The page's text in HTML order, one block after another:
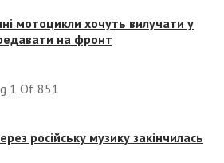
мотоцикли хочуть вилучати у
на фронт
1 Of 851
російську музику закінчилась